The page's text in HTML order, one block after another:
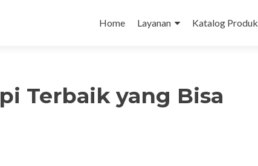
to
Home Layanan Katalog Produk
Terbaik yang Bisa